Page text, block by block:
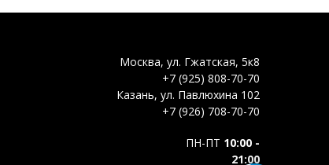
Москва, ул. Гжатская, 5к8
+7 (925) 808-70-70
Казань, ул. Павлюхина 102
+7 (926) 708-70-70
ПН-ПТ 10:00 -
21:00